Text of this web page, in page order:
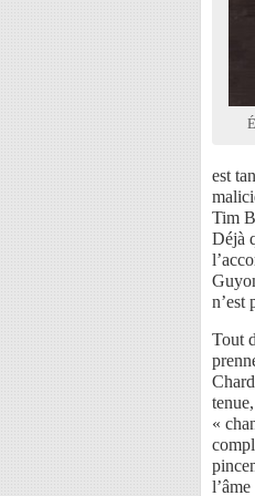
est
Tim
Déjà
n’est
Tout
«